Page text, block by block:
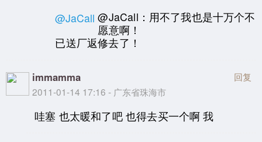
@JaCall @JaCall：用不了我也是十万个不
愿意啊！
已送厂返修去了！
immamma
2011-01-14 17:16 - 广东省珠海市
回复
哇塞 也太暖和了吧 也得去买一个啊 我